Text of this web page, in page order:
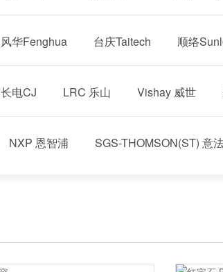
风华Fenghua 台庆Taitech 顺络
长电CJ LRC 乐山 Vishay 威世
NXP 恩智浦 SGS-THOMSON(ST) 意